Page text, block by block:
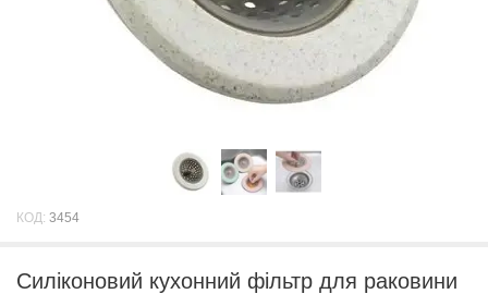
КОД: 3454
Силіконовий кухонний фільтр для раковини